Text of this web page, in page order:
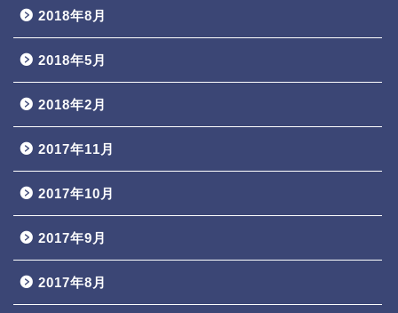
2018年8月
2018年5月
2018年2月
2017年11月
2017年10月
2017年9月
2017年8月